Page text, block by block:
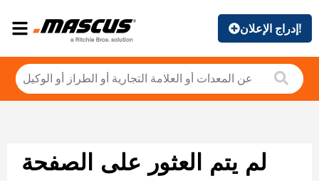
إدراج الإعلان!
لم يتم العثور على الصفحة